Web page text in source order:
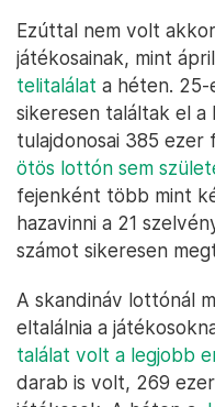
Ezúttal nem volt
játékosainak, mint
telitalálat a héten.
sikeresen találtak el
tulajdonosai 385
ötös lottón sem
fejenként több mint
hazavinni a 21
számot sikeresen
A skandináv lottónál
eltalálnia a
találat volt a legjobb
darab is volt, 269